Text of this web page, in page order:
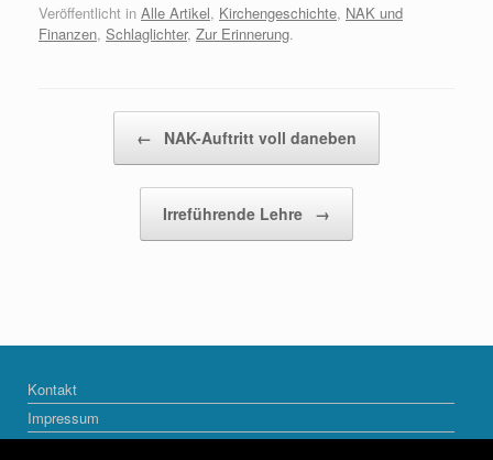
Veröffentlicht in Alle Artikel, Kirchengeschichte, NAK und
Finanzen, Schlaglichter, Zur Erinnerung.
← NAK-Auftritt voll daneben
Irreführende Lehre →
Kontakt
Impressum
Datenschutzerklärung